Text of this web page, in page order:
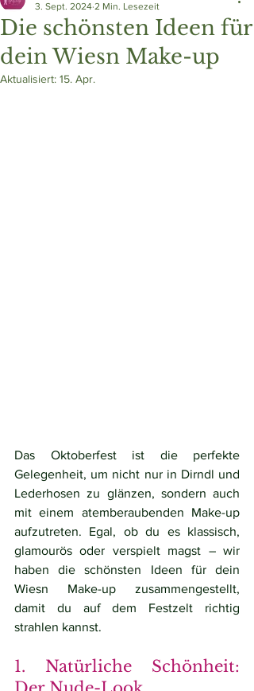
Die schönsten Ideen für
dein Wiesn Make-up
3. Sept. 2024 2 Min. Lesezeit
Aktualisiert: 15. Apr.
Das Oktoberfest ist die perfekte
Gelegenheit, um nicht nur in Dirndl und
Lederhosen zu glänzen, sondern auch
mit einem atemberaubenden Make-up
aufzutreten. Egal, ob du es klassisch,
glamourös oder verspielt magst – wir
haben die schönsten Ideen für dein
Wiesn Make-up zusammengestellt,
damit du auf dem Festzelt richtig
strahlen kannst.
1. Natürliche Schönheit: